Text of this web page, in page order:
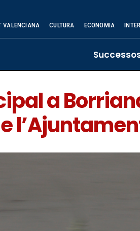
VALENCIANA CULTURA ECONOMIA
a